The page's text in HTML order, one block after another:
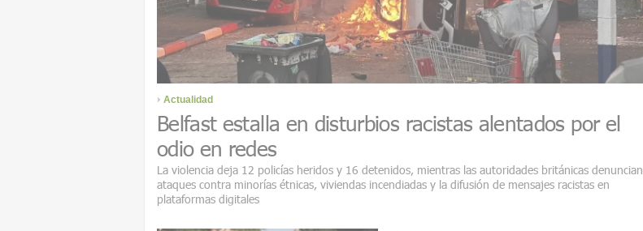
Actualidad
Belfast estalla en disturbios racistas alentados por el
odio en redes
La violencia deja 12 policías heridos y 16 detenidos, mientras las autoridades británicas denuncian
ataques contra minorías étnicas, viviendas incendiadas y la difusión de mensajes racistas en
plataformas digitales